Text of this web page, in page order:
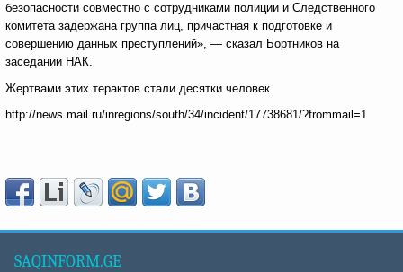
безопасности совместно с сотрудниками полиции и Следственного
комитета задержана группа лиц, причастная к подготовке и
совершению данных преступлений», — сказал Бортников на
заседании НАК.
Жертвами этих терактов стали десятки человек.
http://news.mail.ru/inregions/south/34/incident/17738681/?frommail=1
SAQINFORM.GE